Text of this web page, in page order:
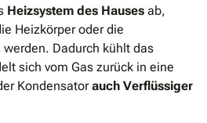
Heizsystem des Hauses ab,
Heizkörper oder die
Dadurch kühlt das
sich vom Gas zurück in eine
Kondensatorauch Verflüssiger